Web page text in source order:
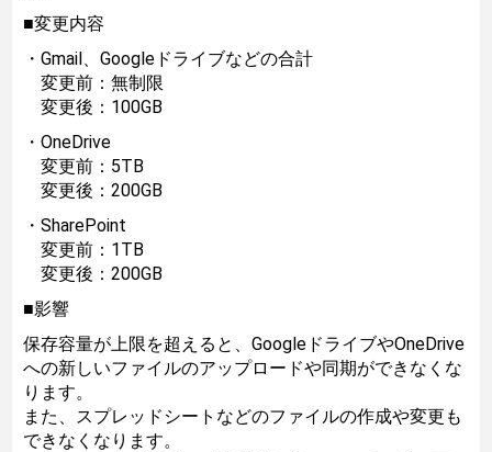
■変更内容
・Gmail、Googleドライブなどの合計
変更前：無制限
変更後：100GB
・OneDrive
変更前：5TB
変更後：200GB
・SharePoint
変更前：1TB
変更後：200GB
■影響
保存容量が上限を超えると、GoogleドライブやOneDrive
への新しいファイルのアップロードや同期ができなくな
ります。
また、スプレッドシートなどのファイルの作成や変更も
できなくなります。